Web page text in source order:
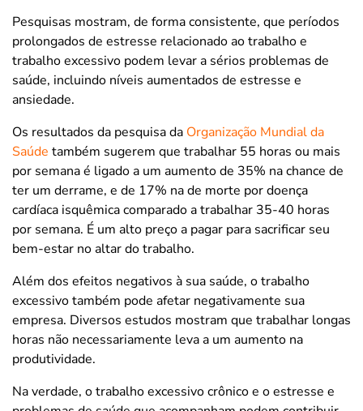
Pesquisas mostram, de forma consistente, que períodos
prolongados de estresse relacionado ao trabalho e
trabalho excessivo podem levar a sérios problemas de
saúde, incluindo níveis aumentados de estresse e
ansiedade.
Os resultados da pesquisa da Organização Mundial da
Saúde também sugerem que trabalhar 55 horas ou mais
por semana é ligado a um aumento de 35% na chance de
ter um derrame, e de 17% na de morte por doença
cardíaca isquêmica comparado a trabalhar 35-40 horas
por semana. É um alto preço a pagar para sacrificar seu
bem-estar no altar do trabalho.
Além dos efeitos negativos à sua saúde, o trabalho
excessivo também pode afetar negativamente sua
empresa. Diversos estudos mostram que trabalhar longas
horas não necessariamente leva a um aumento na
produtividade.
Na verdade, o trabalho excessivo crônico e o estresse e